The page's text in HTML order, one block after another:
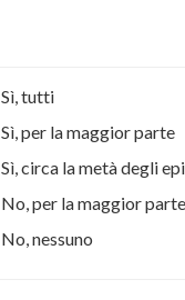
Sì, tutti
Sì, per la maggior parte
Sì, circa la metà degli
No, per la maggior parte
No, nessuno